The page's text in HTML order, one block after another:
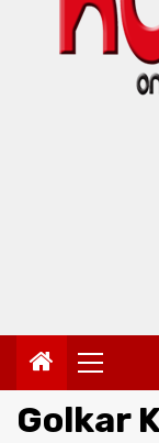
Primary
Menu
Golkar